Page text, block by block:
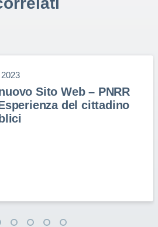
Sito Web – PNRR
del cittadino